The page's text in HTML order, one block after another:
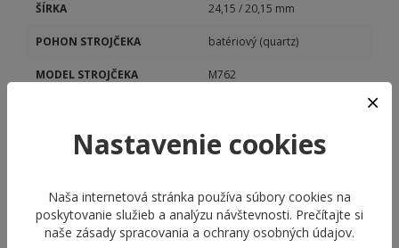
ŠÍRKA 24,15 / 20,15 mm
POHON STROJČEKA batériový (quartz)
MODEL STROJČEKA M762
Nastavenie cookies
Naša internetová stránka používa súbory cookies na
poskytovanie služieb a analýzu návštevnosti. Prečítajte si
naše zásady spracovania a ochrany osobných údajov.